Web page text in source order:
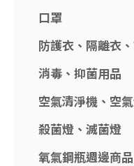
口罩
防護衣、隔離衣
消毒、抑菌用品
空氣清淨機、空
殺菌燈、滅菌燈
氧氣鋼瓶週邊商品